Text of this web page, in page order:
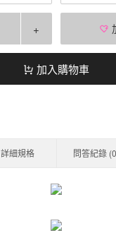
+
加入購物車
詳細規格 問答紀錄 (0